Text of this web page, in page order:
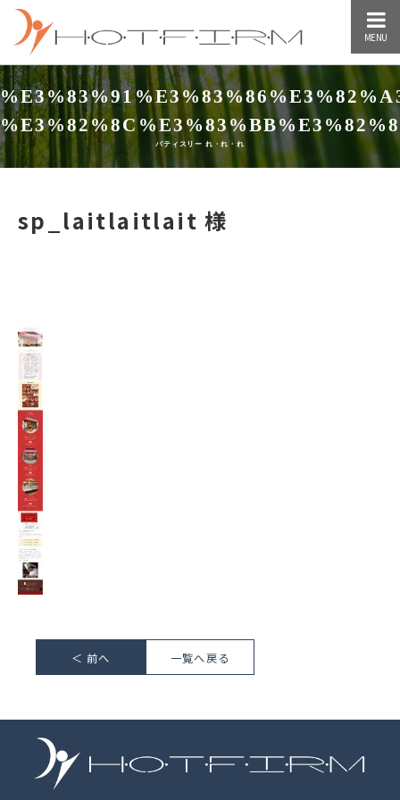
MENU
パティスリー れ・れ・れ
sp_laitlaitlait 様
＜ 前へ 一覧へ戻る